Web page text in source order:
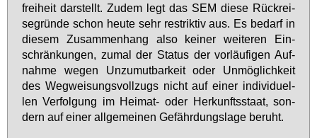
frei­heit dar­stellt. Zu­dem legt das SEM die­se Rück­rei­
se­grün­de schon heu­te sehr re­strik­tiv aus. Es be­darf in
die­sem Zu­sam­men­hang al­so kei­ner wei­te­ren Ein­
schrän­kun­gen, zu­mal der Sta­tus der vor­läu­fi­gen Auf­
nah­me we­gen Un­zu­mut­bar­keit oder Un­mög­lich­keit
des Weg­wei­sungs­voll­zugs nicht auf ei­ner in­di­vi­du­el­
len Ver­fol­gung im Hei­mat- oder Her­kunfts­staat, son­
dern auf ei­ner all­ge­mei­nen Ge­fähr­dungs­la­ge be­ruht.